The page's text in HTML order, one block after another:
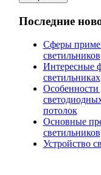
Последние
Сферы
светильников
Интересные
светильниках
Особенности
потолок
Основные
светильников
Устройство